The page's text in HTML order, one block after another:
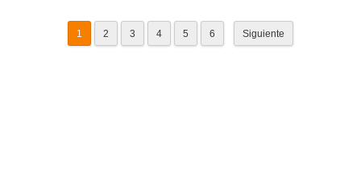
1 2 3 4 5 6 Siguiente